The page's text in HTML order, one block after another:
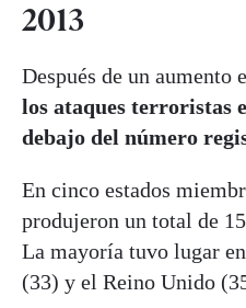
2013
Después de un aumento
los ataques terroristas
debajo del número
En cinco estados
produjeron un total de
La mayoría tuvo lugar
(33) y el Reino Unido